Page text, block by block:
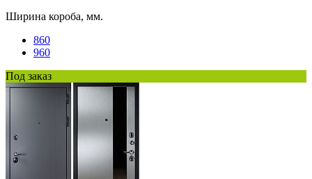
Ширина короба, мм.
860
960
Под заказ